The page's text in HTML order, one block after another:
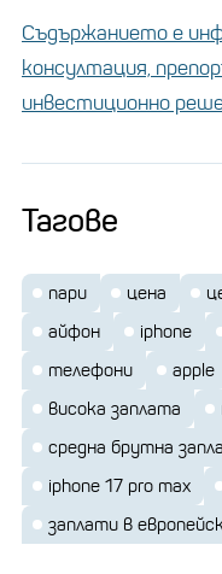
Съдържанието е
консултация,
инвестиционно
Тагове
пари цена
айфон
iphone
телефони
apple
висока заплата
средна брутна
iphone 17 pro max
заплати в